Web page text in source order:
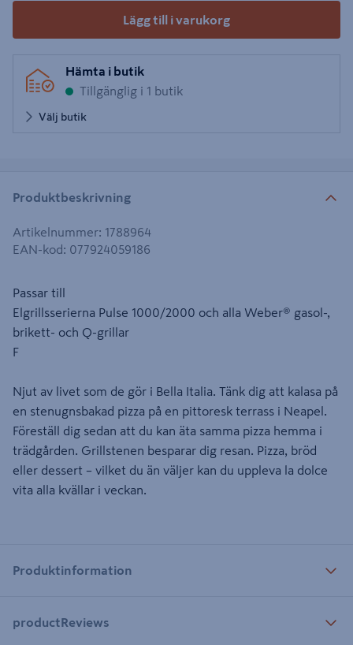
Lägg till i varukorg
Hämta i butik
Tillgänglig i 1 butik
Välj butik
Produktbeskrivning
Artikelnummer: 1788964
EAN-kod: 077924059186
Passar till
Elgrillsserierna Pulse 1000/2000 och alla Weber® gasol-,
brikett- och Q-grillar
F
Njut av livet som de gör i Bella Italia. Tänk dig att kalasa på
en stenugnsbakad pizza på en pittoresk terrass i Neapel.
Föreställ dig sedan att du kan äta samma pizza hemma i
trädgården. Grillstenen besparar dig resan. Pizza, bröd
eller dessert – vilket du än väljer kan du uppleva la dolce
vita alla kvällar i veckan.
Produktinformation
productReviews